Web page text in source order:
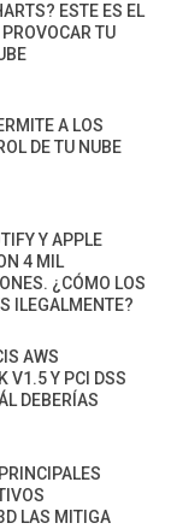
ESTE ES EL
TU
A LOS
DE TU NUBE
Y APPLE
4 MIL
¿CÓMO LOS
ILEGALMENTE?
AWS
V1.5 Y PCI DSS
DEBERÍAS
LAS MITIGA